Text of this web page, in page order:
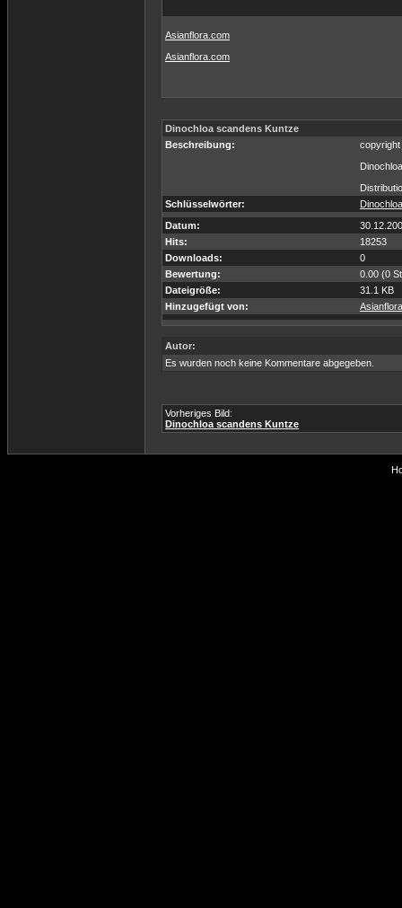
Asianflora.com
Asianflora.com
Dinochloa scandens Kuntze
Beschreibung:
Schlüsselwörter:
Dinochloa
Datum:
Hits:
18253
Downloads:
0
Bewertung:
0.00 (0
Dateigröße:
31.1 KB
Hinzugefügt von:
Autor:
Es wurden noch keine Kommentare abgegeben.
Vorheriges Bild:
Dinochloa scandens Kuntze